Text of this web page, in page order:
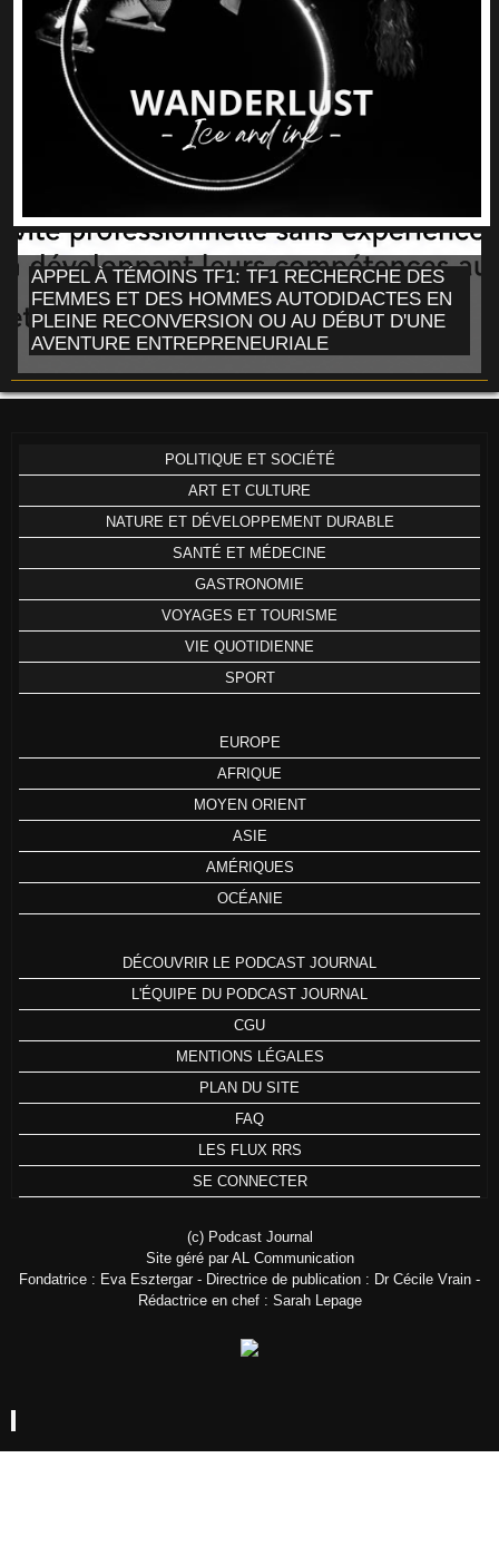
APPEL À TÉMOINS TF1: TF1 RECHERCHE DES
FEMMES ET DES HOMMES AUTODIDACTES EN
PLEINE RECONVERSION OU AU DÉBUT D'UNE
AVENTURE ENTREPRENEURIALE
POLITIQUE ET SOCIÉTÉ
ART ET CULTURE
NATURE ET DÉVELOPPEMENT DURABLE
SANTÉ ET MÉDECINE
GASTRONOMIE
VOYAGES ET TOURISME
VIE QUOTIDIENNE
SPORT
EUROPE
AFRIQUE
MOYEN ORIENT
ASIE
AMÉRIQUES
OCÉANIE
DÉCOUVRIR LE PODCAST JOURNAL
L'ÉQUIPE DU PODCAST JOURNAL
CGU
MENTIONS LÉGALES
PLAN DU SITE
FAQ
LES FLUX RRS
SE CONNECTER
(c) Podcast Journal
Site géré par AL Communication
Fondatrice : Eva Esztergar - Directrice de publication : Dr Cécile Vrain -
Rédactrice en chef : Sarah Lepage